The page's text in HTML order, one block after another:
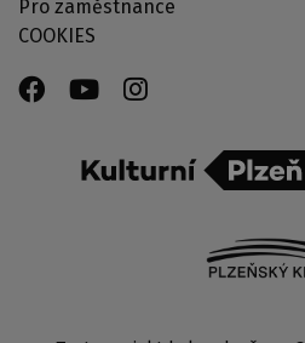
Pro zaměstnance
COOKIES